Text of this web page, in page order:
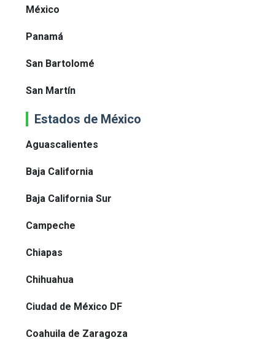
México
Panamá
San Bartolomé
San Martín
Estados de México
Aguascalientes
Baja California
Baja California Sur
Campeche
Chiapas
Chihuahua
Ciudad de México DF
Coahuila de Zaragoza